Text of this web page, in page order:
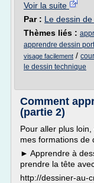
Voir la suite
Par : Le dessin de
Thèmes liés :
apprendre dessin
visage facilement /
le dessin technique
Comment
(partie 2)
Pour aller plus
mes formations de
► Apprendre à
prendre la tête
http://dessiner-au-